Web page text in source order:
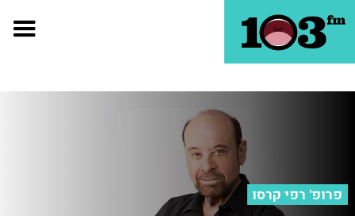
פרופ' רפי קרסו